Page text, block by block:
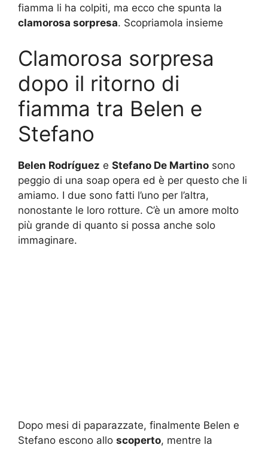
fiamma li ha colpiti, ma ecco che spunta la
clamorosa sorpresa. Scopriamola insieme
Clamorosa sorpresa
dopo il ritorno di
fiamma tra Belen e
Stefano
Belen Rodríguez e Stefano De Martino sono
peggio di una soap opera ed è per questo che li
amiamo. I due sono fatti l’uno per l’altra,
nonostante le loro rotture. C’è un amore molto
più grande di quanto si possa anche solo
immaginare.
Dopo mesi di paparazzate, finalmente Belen e
Stefano escono allo scoperto, mentre la